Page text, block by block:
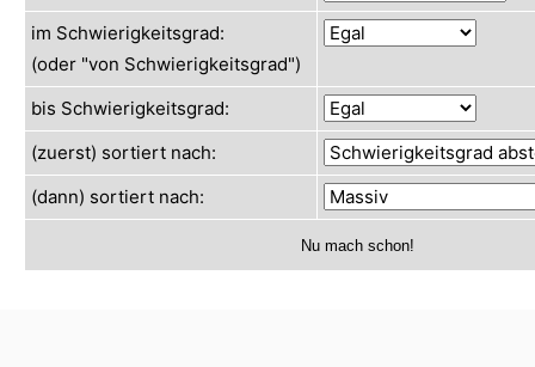
im Schwierigkeitsgrad:
(oder "von Schwierigkeitsgrad")
bis Schwierigkeitsgrad:
(zuerst) sortiert nach:
(dann) sortiert nach: